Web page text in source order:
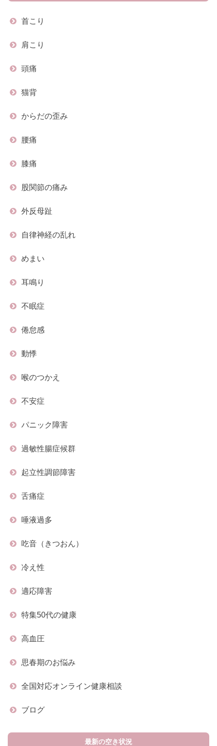
首こり
肩こり
頭痛
猫背
からだの歪み
腰痛
膝痛
股関節の痛み
外反母趾
自律神経の乱れ
めまい
耳鳴り
不眠症
倦怠感
動悸
喉のつかえ
不安症
パニック障害
過敏性腸症候群
起立性調節障害
舌痛症
唾液過多
吃音（きつおん）
冷え性
適応障害
特集50代の健康
高血圧
思春期のお悩み
全国対応オンライン健康相談
ブログ
最新の空き状況